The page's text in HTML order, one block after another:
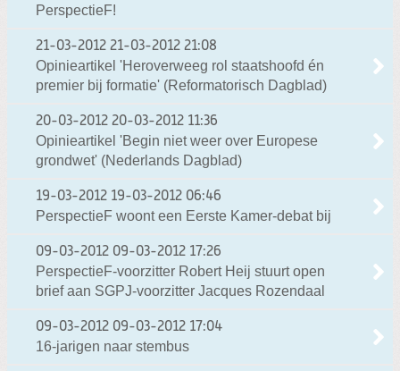
PerspectieF!
21-03-2012 21-03-2012 21:08
Opinieartikel 'Heroverweeg rol staatshoofd én
premier bij formatie' (Reformatorisch Dagblad)
20-03-2012 20-03-2012 11:36
Opinieartikel 'Begin niet weer over Europese
grondwet' (Nederlands Dagblad)
19-03-2012 19-03-2012 06:46
PerspectieF woont een Eerste Kamer-debat bij
09-03-2012 09-03-2012 17:26
PerspectieF-voorzitter Robert Heij stuurt open
brief aan SGPJ-voorzitter Jacques Rozendaal
09-03-2012 09-03-2012 17:04
16-jarigen naar stembus